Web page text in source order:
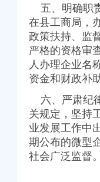
展考核考察工作
效
区域经济发展
优
4.8亿元
型企业
务
显
秋月饼市场监管
保秩序
机制
推进工作提出四点要求
庆税务注销员” 演讲比赛
五、明确职
在县工商局，
政策扶持、监
严格的资格审
人办理企业名
资金和财政补
六、严肃纪
关规定，坚持
业发展工作中
期公布的微型
社会广泛监督